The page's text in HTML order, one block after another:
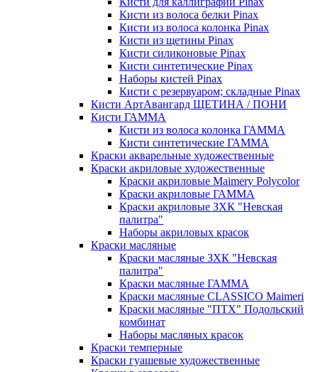
Кисти из волоса белки Pinax
Кисти из волоса колонка Pinax
Кисти из щетины Pinax
Кисти силиконовые Pinax
Кисти синтетические Pinax
Наборы кистей Pinax
Кисти с резервуаром; складные Pinax
Кисти АртАвангард ЩЕТИНА / ПОНИ
Кисти ГАММА
Кисти из волоса колонка ГАММА
Кисти синтетические ГАММА
Краски акварельные художественные
Краски акриловые художественные
Краски акриловые Maimery Polycolor
Краски акриловые ГАММА
Краски акриловые ЗХК "Невская
палитра"
Наборы акриловых красок
Краски масляные
Краски масляные ЗХК "Невская
палитра"
Краски масляные ГАММА
Краски масляные CLASSICO Maimeri
Краски масляные "ПТХ" Подольский
комбинат
Наборы масляных красок
Краски темперные
Краски гуашевые художественные